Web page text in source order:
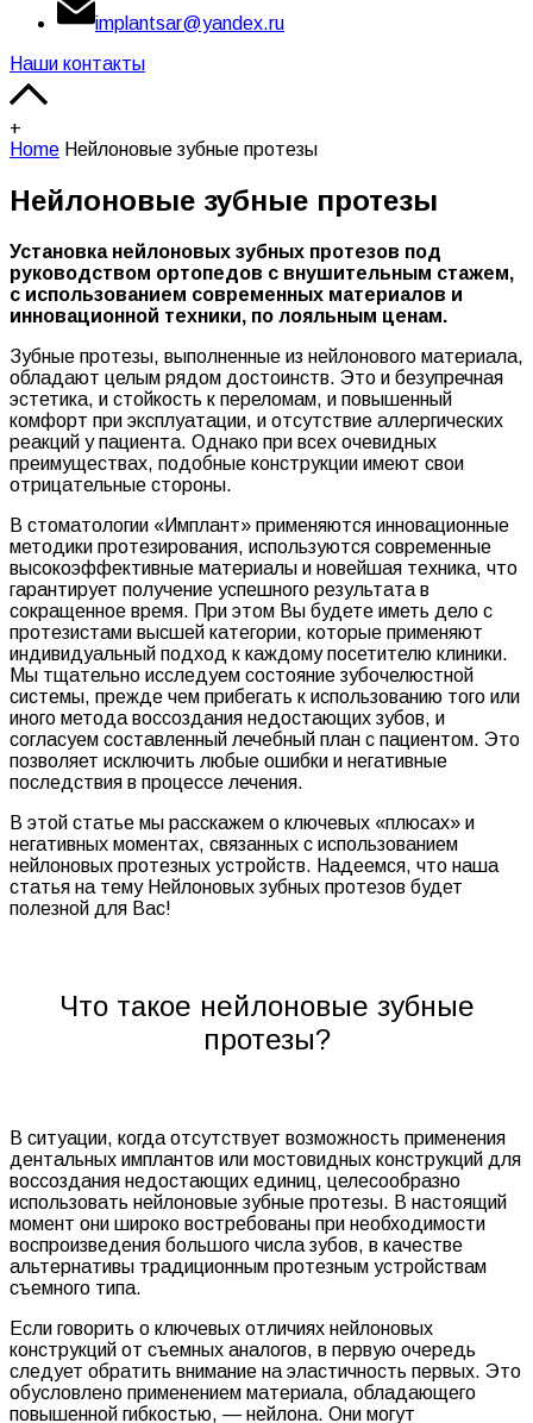
implantsar@yandex.ru
Наши контакты
+
Home Нейлоновые зубные протезы
Нейлоновые зубные протезы
Установка нейлоновых зубных протезов под
руководством ортопедов с внушительным стажем,
с использованием современных материалов и
инновационной техники, по лояльным ценам.
Зубные протезы, выполненные из нейлонового материала,
обладают целым рядом достоинств. Это и безупречная
эстетика, и стойкость к переломам, и повышенный
комфорт при эксплуатации, и отсутствие аллергических
реакций у пациента. Однако при всех очевидных
преимуществах, подобные конструкции имеют свои
отрицательные стороны.
В стоматологии «Имплант» применяются инновационные
методики протезирования, используются современные
высокоэффективные материалы и новейшая техника, что
гарантирует получение успешного результата в
сокращенное время. При этом Вы будете иметь дело с
протезистами высшей категории, которые применяют
индивидуальный подход к каждому посетителю клиники.
Мы тщательно исследуем состояние зубочелюстной
системы, прежде чем прибегать к использованию того или
иного метода воссоздания недостающих зубов, и
согласуем составленный лечебный план с пациентом. Это
позволяет исключить любые ошибки и негативные
последствия в процессе лечения.
В этой статье мы расскажем о ключевых «плюсах» и
негативных моментах, связанных с использованием
нейлоновых протезных устройств. Надеемся, что наша
статья на тему Нейлоновых зубных протезов будет
полезной для Вас!
Что такое нейлоновые зубные
протезы?
В ситуации, когда отсутствует возможность применения
дентальных имплантов или мостовидных конструкций для
воссоздания недостающих единиц, целесообразно
использовать нейлоновые зубные протезы. В настоящий
момент они широко востребованы при необходимости
воспроизведения большого числа зубов, в качестве
альтернативы традиционным протезным устройствам
съемного типа.
Если говорить о ключевых отличиях нейлоновых
конструкций от съемных аналогов, в первую очередь
следует обратить внимание на эластичность первых. Это
обусловлено применением материала, обладающего
повышенной гибкостью, — нейлона. Они могут